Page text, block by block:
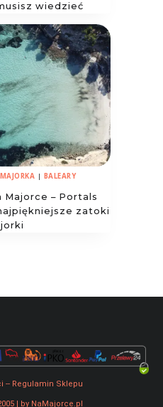
wiedzieć
MAJORKA | BALEARY
Majorce – Portals
zatoki
-- Regulamin Sklepu
| by NaMajorce.pl